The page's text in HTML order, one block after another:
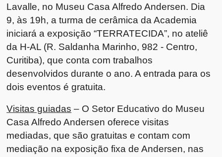
Lavalle, no Museu Casa Alfredo Andersen. Dia
9, às 19h, a turma de cerâmica da Academia
iniciará a exposição “TERRATECIDA”, no ateliê
da H-AL (R. Saldanha Marinho, 982 - Centro,
Curitiba), que conta com trabalhos
desenvolvidos durante o ano. A entrada para os
dois eventos é gratuita.
Visitas guiadas – O Setor Educativo do Museu
Casa Alfredo Andersen oferece visitas
mediadas, que são gratuitas e contam com
mediação na exposição fixa de Andersen, nas